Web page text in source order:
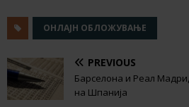
ОНЛАЈН ОБЛОЖУВАЊЕ
PREVIOUS
Барселона и Реал
на Шпанија